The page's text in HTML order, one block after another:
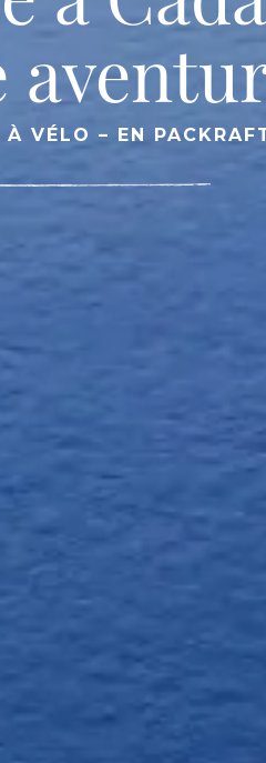
VÉLO – EN